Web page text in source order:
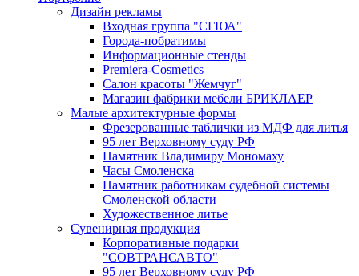
Дизайн рекламы
Входная группа "СГЮА"
Города-побратимы
Информационные стенды
Premiera-Cosmetics
Салон красоты "Жемчуг"
Магазин фабрики мебели БРИКЛАЕР
Малые архитектурные формы
Фрезерованные таблички из МДФ для литья
95 лет Верховному суду РФ
Памятник Владимиру Мономаху
Часы Смоленска
Памятник работникам судебной системы
Смоленской области
Художественное литье
Сувенирная продукция
Корпоративные подарки
"СОВТРАНСАВТО"
95 лет Верховному суду РФ